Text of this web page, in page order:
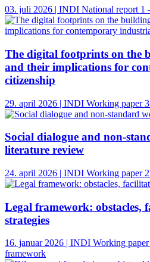
03. juli 2026 | INDI National report 1
The digital footprints on the
and their implications for
citizenship
29. april 2026 | INDI Working paper
Social dialogue and non-
literature review
24. april 2026 | INDI Working paper
Legal framework: obstacles,
strategies
16. januar 2026 | INDI Working
framework